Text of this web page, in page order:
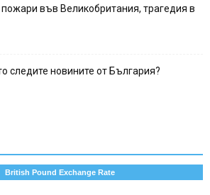
във Великобритания, трагедия в
следите новините от България?
British Pound Exchange Rate